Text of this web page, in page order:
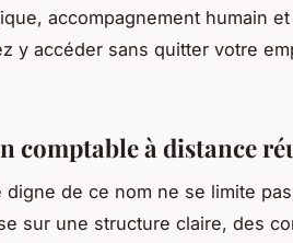
accompagnement humain
y accéder sans quitter votre
comptable à distance
de ce nom ne se limite
sur une structure claire, des